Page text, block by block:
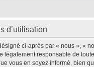
d’utilisation
ci-après par « nous », «
légalement responsable de
vous en soyez informé, bien